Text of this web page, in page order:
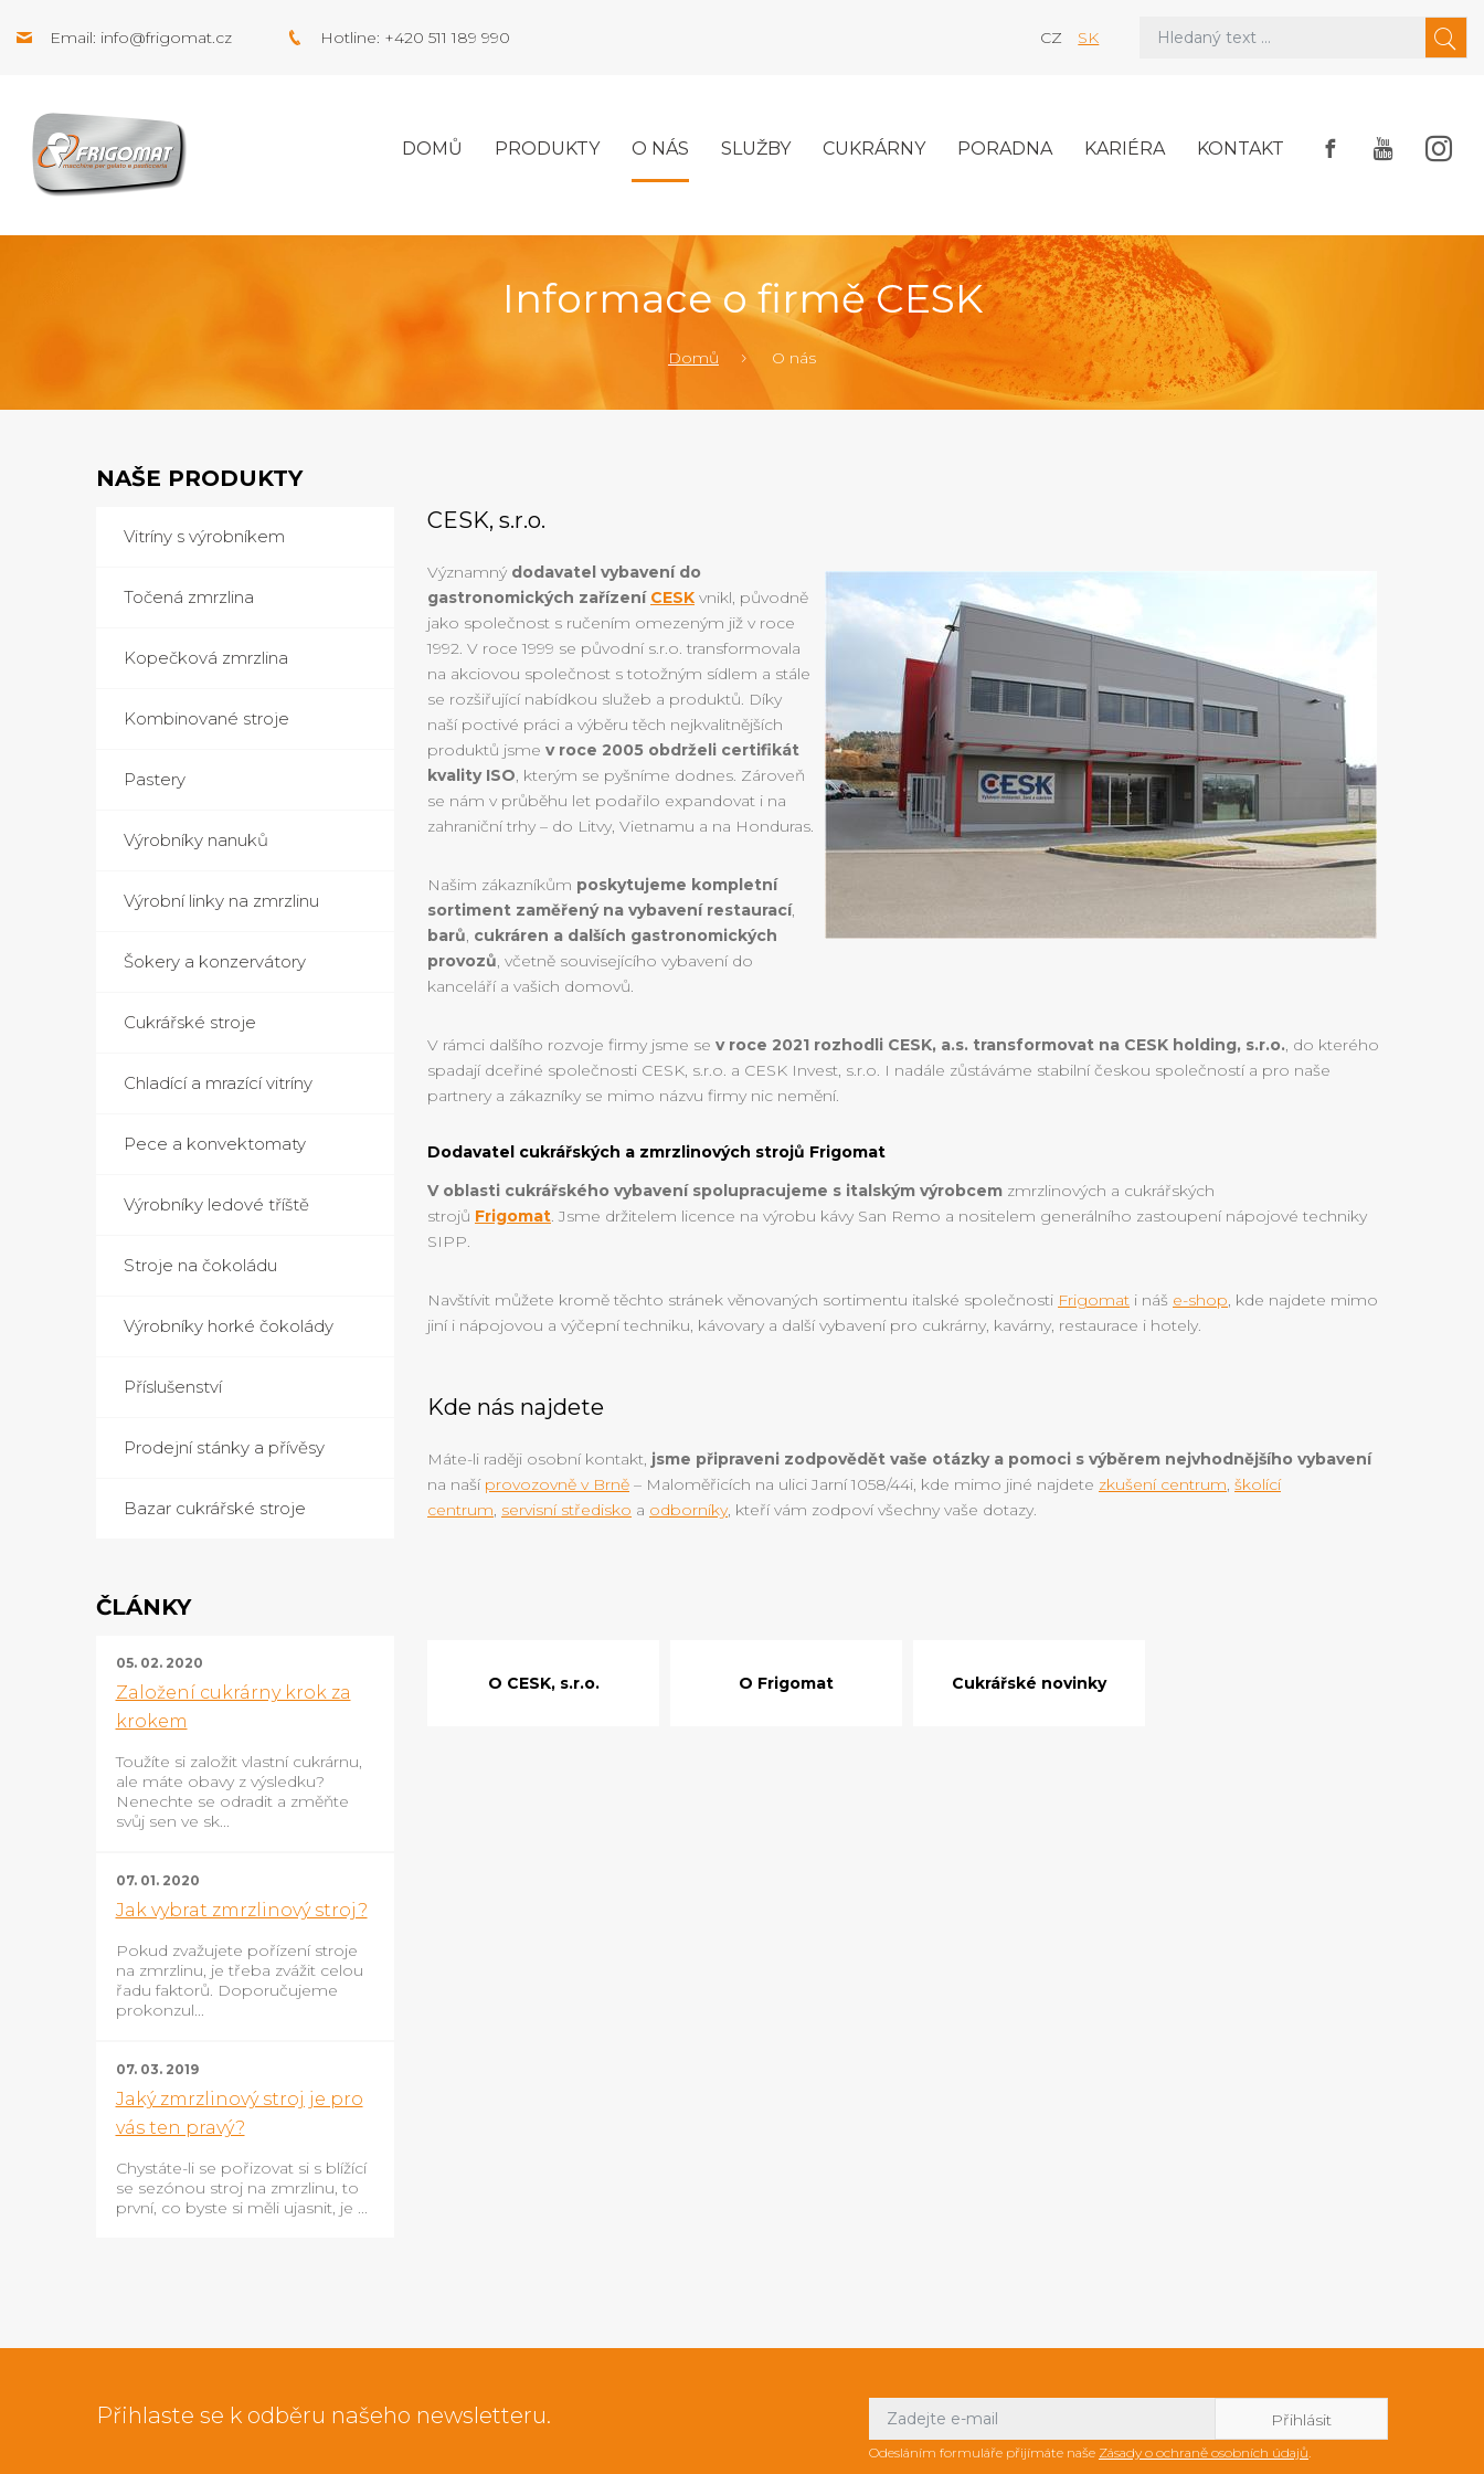
Email: info@frigomat.cz Hotline: +420 511 189 990 CZ SK
DOMŮ PRODUKTY O NÁS SLUŽBY CUKRÁRNY PORADNA KARIÉRA KONTAKT
Informace o firmě CESK
Domů O nás
NAŠE PRODUKTY
Vitríny s výrobníkem
Točená zmrzlina
Kopečková zmrzlina
Kombinované stroje
Pastery
Výrobníky nanuků
Výrobní linky na zmrzlinu
Šokery a konzervátory
Cukrářské stroje
Chladící a mrazící vitríny
Pece a konvektomaty
Výrobníky ledové tříště
Stroje na čokoládu
Výrobníky horké čokolády
Příslušenství
Prodejní stánky a přívěsy
Bazar cukrářské stroje
ČLÁNKY
05. 02. 2020
Založení cukrárny krok za
krokem
Toužíte si založit vlastní cukrárnu,
ale máte obavy z výsledku?
Nenechte se odradit a změňte
svůj sen ve sk...
07. 01. 2020
Jak vybrat zmrzlinový stroj?
Pokud zvažujete pořízení stroje
na zmrzlinu, je třeba zvážit celou
řadu faktorů. Doporučujeme
prokonzul...
07. 03. 2019
Jaký zmrzlinový stroj je pro
vás ten pravý?
Chystáte-li se pořizovat si s blížící
se sezónou stroj na zmrzlinu, to
první, co byste si měli ujasnit, je ...
CESK, s.r.o.
Významný dodavatel vybavení do
gastronomických zařízení CESK vnikl, původně
jako společnost s ručením omezeným již v roce
1992. V roce 1999 se původní s.r.o. transformovala
na akciovou společnost s totožným sídlem a stále
se rozšiřující nabídkou služeb a produktů. Díky
naší poctivé práci a výběru těch nejkvalitnějších
produktů jsme v roce 2005 obdrželi certifikát
kvality ISO, kterým se pyšníme dodnes. Zároveň
se nám v průběhu let podařilo expandovat i na
zahraniční trhy – do Litvy, Vietnamu a na Honduras.
Našim zákazníkům poskytujeme kompletní
sortiment zaměřený na vybavení restaurací,
barů, cukráren a dalších gastronomických
provozů, včetně souvisejícího vybavení do
kanceláří a vašich domovů.
V rámci dalšího rozvoje firmy jsme se v roce 2021 rozhodli CESK, a.s. transformovat na CESK holding, s.r.o., do kterého
spadají dceřiné společnosti CESK, s.r.o. a CESK Invest, s.r.o. I nadále zůstáváme stabilní českou společností a pro naše
partnery a zákazníky se mimo názvu firmy nic nemění.
Dodavatel cukrářských a zmrzlinových strojů Frigomat
V oblasti cukrářského vybavení spolupracujeme s italským výrobcem zmrzlinových a cukrářských
strojů Frigomat. Jsme držitelem licence na výrobu kávy San Remo a nositelem generálního zastoupení nápojové techniky
SIPP.
Navštívit můžete kromě těchto stránek věnovaných sortimentu italské společnosti Frigomat i náš e-shop, kde najdete mimo
jiní i nápojovou a výčepní techniku, kávovary a další vybavení pro cukrárny, kavárny, restaurace i hotely.
Kde nás najdete
Máte-li raději osobní kontakt, jsme připraveni zodpovědět vaše otázky a pomoci s výběrem nejvhodnějšího vybavení
na naší provozovně v Brně – Maloměřicích na ulici Jarní 1058/44i, kde mimo jiné najdete zkušení centrum, školící
centrum, servisní středisko a odborníky, kteří vám zodpoví všechny vaše dotazy.
O CESK, s.r.o. O Frigomat Cukrářské novinky
Přihlaste se k odběru našeho newsletteru.
Odesláním formuláře přijímáte naše Zásady o ochraně osobních údajů